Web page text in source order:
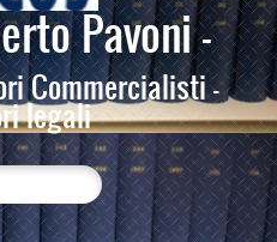
Pavoni -
Commercialisti -
legali